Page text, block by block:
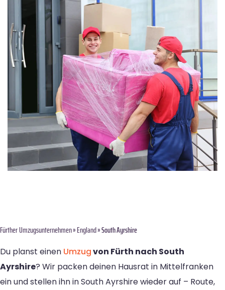
Fürther Umzugsunternehmen»England» South Ayrshire
Du planst einen Umzugvon Fürth nach South
Ayrshire? Wir packen deinen Hausrat in Mittelfranken
ein und stellen ihn in South Ayrshire wieder auf – Route,